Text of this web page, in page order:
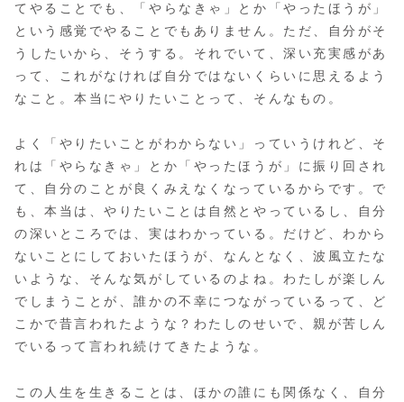
てやることでも、「やらなきゃ」とか「やったほうが」
という感覚でやることでもありません。ただ、自分がそ
うしたいから、そうする。それでいて、深い充実感があ
って、これがなければ自分ではないくらいに思えるよう
なこと。本当にやりたいことって、そんなもの。
よく「やりたいことがわからない」っていうけれど、そ
れは「やらなきゃ」とか「やったほうが」に振り回され
て、自分のことが良くみえなくなっているからです。で
も、本当は、やりたいことは自然とやっているし、自分
の深いところでは、実はわかっている。だけど、わから
ないことにしておいたほうが、なんとなく、波風立たな
いような、そんな気がしているのよね。わたしが楽しん
でしまうことが、誰かの不幸につながっているって、ど
こかで昔言われたような？わたしのせいで、親が苦しん
でいるって言われ続けてきたような。
この人生を生きることは、ほかの誰にも関係なく、自分